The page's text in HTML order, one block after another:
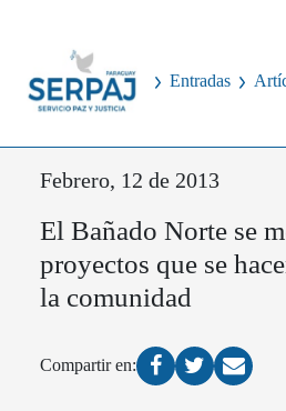
Entradas
Febrero, 12 de 2013
El Bañado Norte se
proyectos que se
la comunidad
Compartir en: